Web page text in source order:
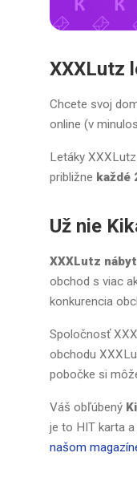
XXXLutz
Chcete svoj
online (v
Letáky
približne každé
Už nie
XXXLutz
obchod s viac
konkurencia
Spoločnosť
obchodu
pobočke si
Váš obľúbený
je to HIT karta
našom